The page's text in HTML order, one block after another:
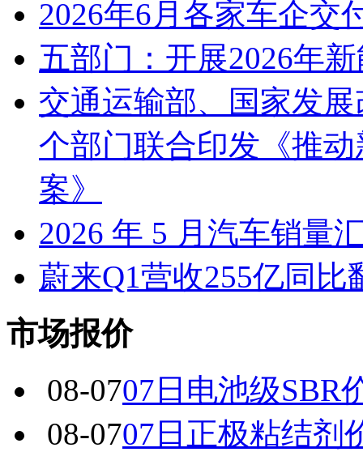
2026年6月各家车企交
五部门：开展2026年
交通运输部、国家发
个部门联合印发《推
案》
2026 年 5 月汽车销量
蔚来Q1营收255亿同
市场报价
08-0707日电池级SBR
08-0707日正极粘结剂